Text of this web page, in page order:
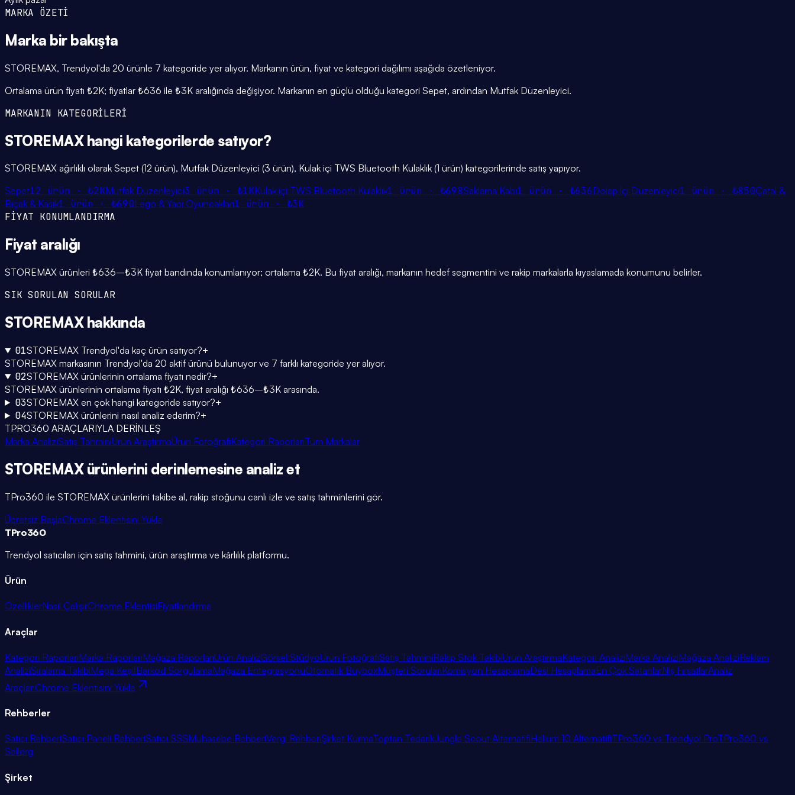
MARKA ÖZETİ
Marka bir bakışta
STOREMAX, Trendyol'da 20 ürünle 7 kategoride yer alıyor. Markanın ürün, fiyat ve kategori dağılımı aşağıda özetleniyor.
Ortalama ürün fiyatı ₺2K; fiyatlar ₺636 ile ₺3K aralığında değişiyor. Markanın en güçlü olduğu kategori Sepet, ardından Mutfak Düzenleyici.
MARKANIN KATEGORİLERİ
STOREMAXhangi kategorilerde satıyor?
STOREMAX ağırlıklı olarak Sepet (12 ürün), Mutfak Düzenleyici (3 ürün), Kulak içi TWS Bluetooth Kulaklık (1 ürün) kategorilerinde satış yapıyor.
Sepet12 ürün ·₺2KMutfak Düzenleyici3 ürün · ₺1KKulak içi TWS Bluetooth Kulaklık1 ürün · ₺698Saklama Kabı1 ürün · ₺636Dolap İçi Düzenleyici1 ürün · ₺850Çatal &
Bıçak & Kaşık1 ürün · ₺690Lego & Yapı Oyuncakları1 ürün · ₺3K
FİYAT KONUMLANDIRMA
Fiyat aralığı
STOREMAX ürünleri ₺636–₺3K fiyat bandında konumlanıyor; ortalama ₺2K. Bu fiyat aralığı, markanın hedef segmentini ve rakip markalarla kıyaslamada konumunu belirler.
SIK SORULAN SORULAR
STOREMAXhakkında
01STOREMAX Trendyol'da kaç ürün satıyor?+
STOREMAX markasının Trendyol'da 20 aktif ürünü bulunuyor ve 7 farklı kategoride yer alıyor.
02STOREMAX ürünlerinin ortalama fiyatı nedir?+
STOREMAX ürünlerinin ortalama fiyatı ₺2K, fiyat aralığı ₺636–₺3K arasında.
03STOREMAX en çok hangi kategoride satıyor?+
04STOREMAX ürünlerini nasıl analiz ederim?+
TPRO360 ARAÇLARIYLA DERİNLEŞ
Marka AnaliziSatış TahminiÜrün AraştırmaÜrün FotoğrafıKategori RaporlarıTüm Markalar
STOREMAXürünlerini derinlemesine analiz et
TPro360 ile STOREMAX ürünlerini takibe al, rakip stoğunu canlı izle ve satış tahminlerini gör.
Ücretsiz BaşlaChrome Eklentisini Yükle
TPro360
Trendyol satıcıları için satış tahmini, ürün araştırma ve kârlılık platformu.
Ürün
ÖzelliklerNasıl ÇalışırChrome EklentisiFiyatlandırma
Araçlar
Kategori RaporlarıMarka RaporlarıMağaza RaporlarıÜrün AnalizGörsel StüdyoÜrün FotoğrafıSatış TahminiRakip Stok TakibiÜrün AraştırmaKategori AnaliziMarka AnaliziMağaza AnaliziReklam
AnaliziSıralama TakibiMega KeşifBarkod SorgulamaMağaza EntegrasyonuOtomatik BuyboxMüşteri SorularıKomisyon HesaplamaDesi HesaplamaEn Çok SatanlarNiş FırsatlarAnaliz
AraçlarıChrome Eklentisini Yükle
Rehberler
Satıcı RehberiSatıcı Paneli RehberiSatıcı SSSMuhasebe RehberiVergi RehberiŞirket KurmaToptan TedarikJungle Scout AlternatifiHelium 10 AlternatifiTPro360 vs Trendyol ProTPro360 vs
Sellerg
Şirket